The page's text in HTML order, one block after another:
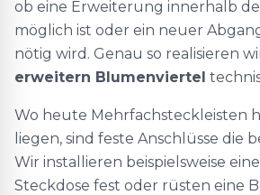
ob eine Erweiterung innerhalb
möglich ist oder ein neuer
nötig wird. Genau so realisieren
erweitern Blumenviertel
Wo heute Mehrfachsteckleisten
liegen, sind feste Anschlüsse die
Wir installieren beispielsweise
Steckdose fest oder rüsten eine